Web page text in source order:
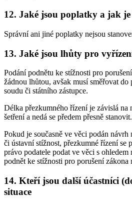
12. Jaké jsou poplatky a jak
Správní ani jiné poplatky nejsou
13. Jaké jsou lhůty pro
Podání podnětu ke stížnosti pro
žádnou lhůtou, avšak musí směřovat
soudu či státního zástupce.
Délka přezkumného řízení je závislá na
šetření a nedá se předem přesně stanovit.
Pokud je současně ve věci podán
či ústavní stížnost, přezkumné řízení se
právo podatele podat ve věci s
podnět ke stížnosti pro porušení zákona
14. Kteří jsou další účastníci
situace